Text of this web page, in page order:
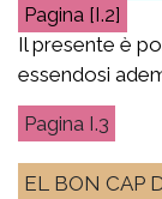
[I.2]
Il presente è
essendosi
I.3
EL BON CAP